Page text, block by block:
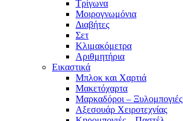
Τρίγωνα
Mοιρογνωμόνια
Διαβήτες
Σετ
Κλιμακόμετρα
Αριθμητήρια
Εικαστικά
Μπλοκ και Χαρτιά
Μακετόχαρτα
Μαρκαδόροι – Ξυλομπογιές
Αξεσουάρ Χειροτεχνίας